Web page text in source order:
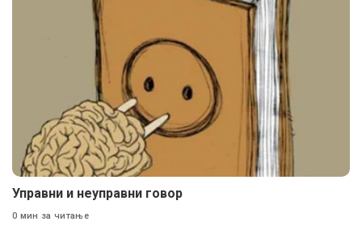
Управни и неуправни говор
0 мин за читање